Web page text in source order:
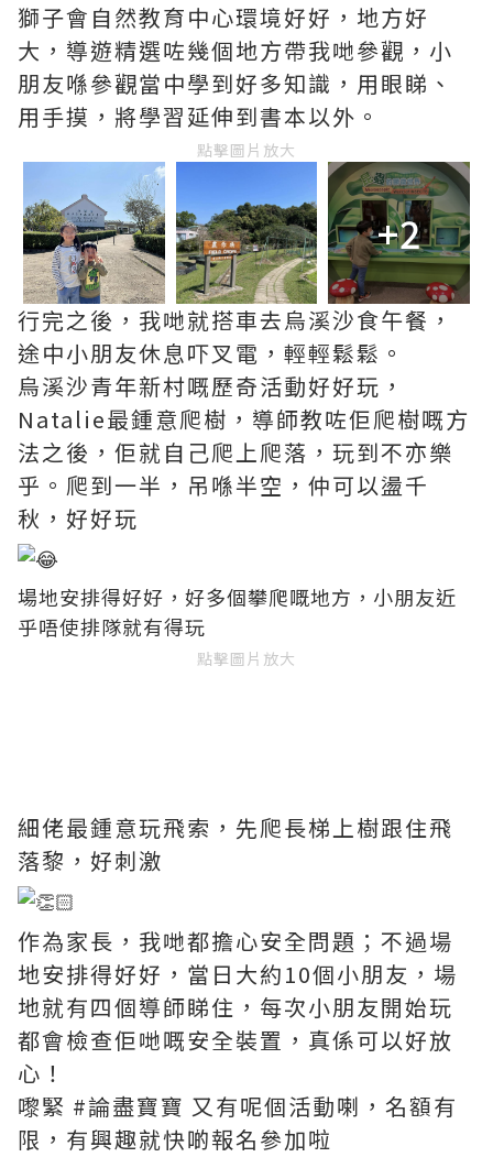
獅子會自然教育中心環境好好，地方好
大，導遊精選咗幾個地方帶我哋參觀，小
朋友喺參觀當中學到好多知識，用眼睇、
用手摸，將學習延伸到書本以外。
點擊圖片放大
+2
行完之後，我哋就搭車去烏溪沙食午餐，
途中小朋友休息吓叉電，輕輕鬆鬆。
烏溪沙青年新村嘅歷奇活動好好玩，
Natalie最鍾意爬樹，導師教咗佢爬樹嘅方
法之後，佢就自己爬上爬落，玩到不亦樂
乎。爬到一半，吊喺半空，仲可以盪千
秋，好好玩
場地安排得好好，好多個攀爬嘅地方，小朋友近
乎唔使排隊就有得玩
點擊圖片放大
細佬最鍾意玩飛索，先爬長梯上樹跟住飛
落黎，好刺激
作為家長，我哋都擔心安全問題；不過場
地安排得好好，當日大約10個小朋友，場
地就有四個導師睇住，每次小朋友開始玩
都會檢查佢哋嘅安全裝置，真係可以好放
心！
嚟緊 #論盡寶寶 又有呢個活動喇，名額有
限，有興趣就快啲報名參加啦